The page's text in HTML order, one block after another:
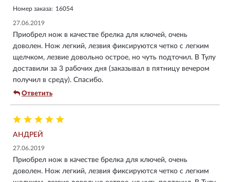
Номер заказа: 16054
27.06.2019
Приобрел нож в качестве брелка для ключей, очень
доволен. Нож легкий, лезвия фиксируются четко с легким
щелчком, лезвие довольно острое, но чуть подточил. В Тулу
доставили за 3 рабочих дня (заказывал в пятницу вечером
получил в среду). Спасибо.
Ответить
АНДРЕЙ
27.06.2019
Приобрел нож в качестве брелка для ключей, очень
доволен. Нож легкий, лезвия фиксируются четко с легким